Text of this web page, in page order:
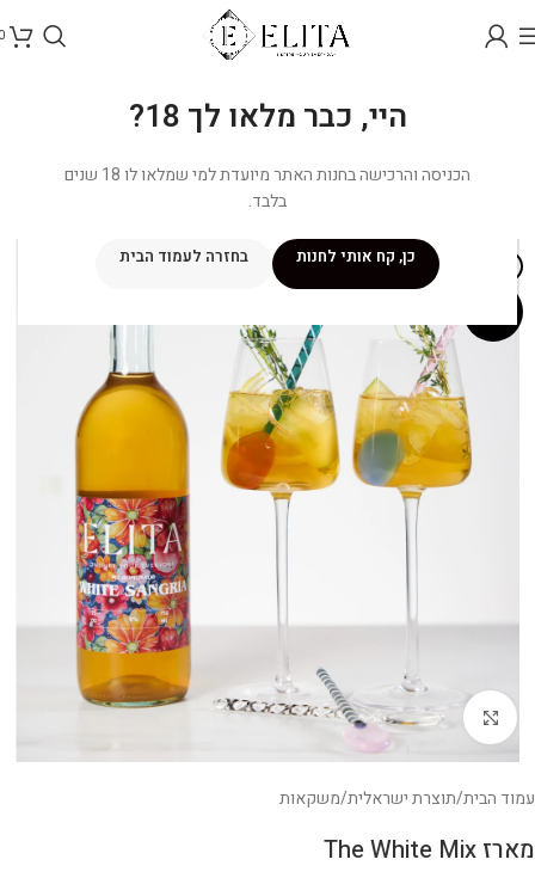
היי, כבר מלאו לך 18?
הכניסה והרכישה בחנות האתר מיועדת למי שמלאו לו 18 שנים
בלבד.
כן, קח אותי לחנות בחזרה לעמוד הבית
לחצו להגדלה
עמוד הבית/תוצרת ישראלית/משקאות
מארז The White Mix